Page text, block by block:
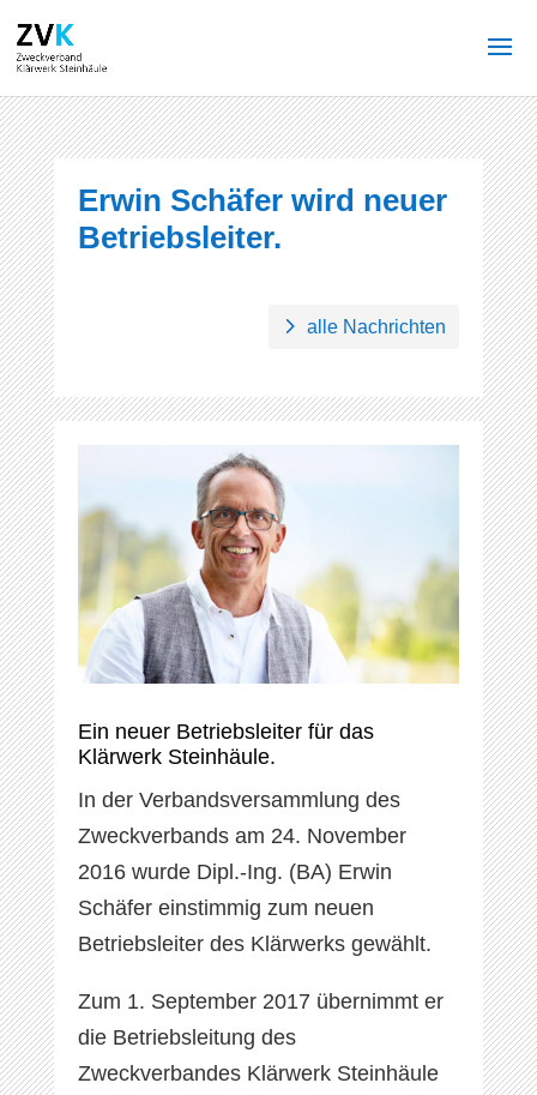
Erwin Schäfer wird neuer
Betriebsleiter.
alle Nachrichten
Ein neuer Betriebsleiter für das
Klärwerk Steinhäule.
In der Verbandsversammlung des
Zweckverbands am 24. November
2016 wurde Dipl.-Ing. (BA) Erwin
Schäfer einstimmig zum neuen
Betriebsleiter des Klärwerks gewählt.
Zum 1. September 2017 übernimmt er
die Betriebsleitung des
Zweckverbandes Klärwerk Steinhäule